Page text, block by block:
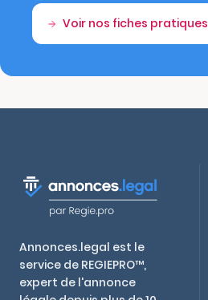
Voir nos fiches pratiques
Annonces.legal est le
service de REGIEPRO™,
expert de l'annonce